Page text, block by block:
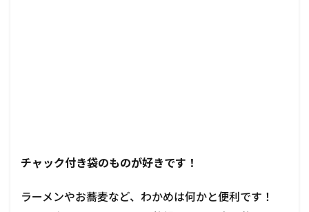
チャック付き袋のものが好きです！
ラーメンやお蕎麦など、わかめは何かと便利です！